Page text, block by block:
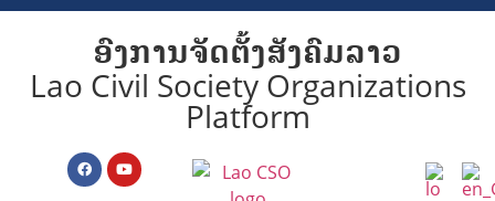
ອົງການຈັດຕັ້ງສັງຄົມລາວ
Lao Civil Society Organizations
Platform